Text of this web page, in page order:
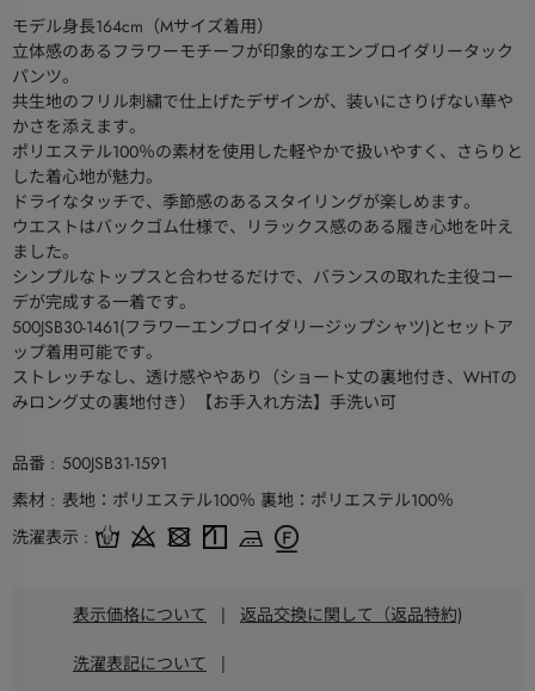
モデル身長164cm（Mサイズ着用）
立体感のあるフラワーモチーフが印象的なエンブロイダリータック
パンツ。
共生地のフリル刺繍で仕上げたデザインが、装いにさりげない華や
かさを添えます。
ポリエステル100％の素材を使用した軽やかで扱いやすく、さらりと
した着心地が魅力。
ドライなタッチで、季節感のあるスタイリングが楽しめます。
ウエストはバックゴム仕様で、リラックス感のある履き心地を叶え
ました。
シンプルなトップスと合わせるだけで、バランスの取れた主役コー
デが完成する一着です。
500JSB30-1461(フラワーエンブロイダリージップシャツ)とセットア
ップ着用可能です。
ストレッチなし、透け感ややあり（ショート丈の裏地付き、WHTの
みロング丈の裏地付き）【お手入れ方法】手洗い可
品番
500JSB31-1591
素材
表地：ポリエステル100％ 裏地：ポリエステル100％
洗濯表示
表示価格について | 返品交換に関して（返品特約)
洗濯表記について |